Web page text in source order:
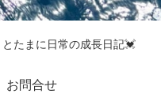
たまに日常の成長日記💓
お問合せ